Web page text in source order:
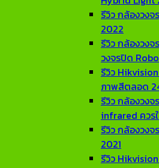
รีวิว กล้องวง
2022
รีวิว กล้องวง
วงจรปิด
รีวิว
ภาพสีตลอด
รีวิว กล้องวง
infrared ควร
รีวิว กล้องวง
2021
รีวิว